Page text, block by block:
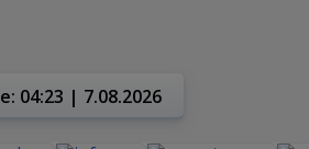
04:23 | 7.08.2026